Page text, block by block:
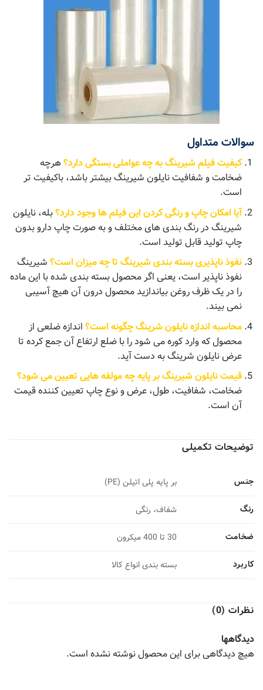
سوالات متداول
کیفیت فیلم شیرینگ به چه عواملی بستگی دارد؟هرچه
ضخامت و شفافیت نایلون شیرینگ بیشتر باشد، باکیفیت تر
است.
آیا امکان چاپ و رنگی کردن این فیلم ها وجود دارد؟بله، نایلون
شیرینگ در رنگ بندی ‌های مختلف و به صورت چاپ دارو بدون
چاپ تولید قابل تولید است.
نفوذ ناپذیری بسته بندی شیرینگ تا چه میزان است؟ شیرینگ
نفوذ ناپذیر است، یعنی اگر محصول بسته بندی شده با این ماده
را در یک ظرف روغن بیاندازید محصول درون آن هیچ آسیبی
نمی بیند.
محاسبه اندازه نایلون شرینگ چگونه است؟ اندازه ضلعی از
محصول که وارد کوره می شود را با ضلع ارتفاع آن جمع کرده تا
عرض نایلون شرینگ به دست آید.
قیمت نایلون شیرینگ بر پایه‌ چه مولفه هایی تعیین می شود؟
ضخامت، شفافیت، طول، عرض و نوع چاپ تعیین کننده قیمت
آن است.
توضیحات تکمیلی
جنس بر پایه پلی اتیلن (PE)
رنگ شفاف، رنگی
ضخامت 30 تا 400 میکرون
کاربرد بسته بندی انواع کالا
نظرات (0)
دیدگاهها
هیچ دیدگاهی برای این محصول نوشته نشده است.